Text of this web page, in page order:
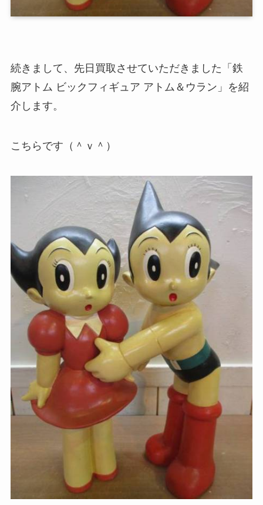
続きまして、先日買取させていただきました「鉄
腕アトム ビックフィギュア アトム＆ウラン」を紹
介します。
こちらです（＾ｖ＾）